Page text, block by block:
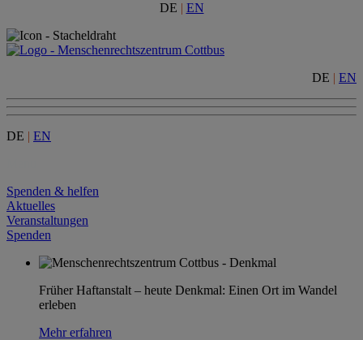
DE | EN
DE | EN
DE | EN
Spenden & helfen
Aktuelles
Veranstaltungen
Spenden
Früher Haftanstalt – heute Denkmal: Einen Ort im Wandel
erleben
Mehr erfahren